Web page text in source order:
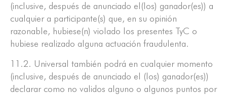
(inclusive, después de anunciado el(los) ganador(es)) a
cualquier a participante(s) que, en su opinión
razonable, hubiese(n) violado los presentes TyC o
hubiese realizado alguna actuación fraudulenta.
11.2. Universal también podrá en cualquier momento
(inclusive, después de anunciado el (los) ganador(es))
declarar como no validos alguno o algunos puntos por